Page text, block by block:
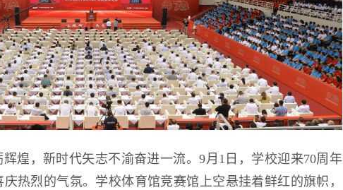
煌，新时代矢志不渝奋进一流。9月1日，学校迎来70周年
热烈的气氛。学校体育馆竞赛馆上空悬挂着鲜红的旗帜，